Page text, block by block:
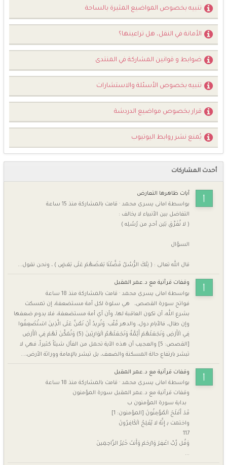
تنبيه بخصوص المواضيع المثيرة بالساحة
الأمانة في النقل، هل تراعينها؟
ضوابط و قوانين المشاركة في المنتدى
تنبيه بخصوص الأسئلة والاستشارات
قرار بخصوص مواضيع الدردشة
يُمنع نشر روابط اليوتيوب
أحدث المشاركات
آيات ظاهرها التعارض
بواسطة امانى يسرى محمد · قامت بالمشاركة منذ 15 ساعة
التفاضل بين الأنبياء لا يخالف :
( لا نُفَرِّق بَيْن أحدٍ من رُسُلِه )
السؤال
قال الله تعالى : ( تِلْكَ الرُّسُلُ فَضَّلْنَا بَعْضَهُمْ عَلَى بَعْضٍ ) ، ونحن نقول...
وقفات قرآنية مع د.عمر المقبل
بواسطة امانى يسرى محمد · قامت بالمشاركة منذ 18 ساعة
فواتح سورة القصص، هي سلوة لكل أمة مستضعفة، إن تمسكت
بشرع الله، أن تكون العاقبة لها، وأن أي أمة مستضعفة، فلا يدوم ضعفها
وإن طال، فالأيام دول، والدهر قٌلّب: وَنُرِيدُ أَنْ نَمُنَّ عَلَى الَّذِينَ اسْتُضْعِفُوا
فِي الْأَرْضِ وَنَجْعَلَهُمْ أَئِمَّةً وَنَجْعَلَهُمُ الْوَارِثِينَ (5) وَنُمَكِّنَ لَهُمْ فِي الْأَرْضِ
[القصص: 5] والعجيب أن هذه الآية تحمل من الفأل شيئاً كثيراً، فهي لا
تبشر بارتفاع حالة المسكنة والضعف، بل تبشر بالإمامة ووراثة الأرض،...
وقفات قرآنية مع د.عمر المقبل
بواسطة امانى يسرى محمد · قامت بالمشاركة منذ 18 ساعة
وقفات قرآنية مع د.عمر المقبل سورة المؤمنون
بداية سورة المؤمنون ب
قَدْ أَفْلَحَ الْمُؤْمِنُونَ [المؤمنون: 1]
واختمت بـ إِنَّهُ لا يُفْلِحُ الْكَافِرُونَ
117
وَقُل رَّبِّ اغْفِرْ وَارْحَمْ وَأَنتَ خَيْرُ الرَّاحِمِينَ
...